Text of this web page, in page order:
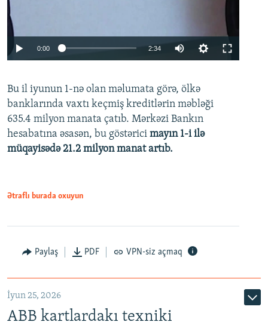
Auto 240p 360p 480p
720p 1080p
0:00 2:34
360p
480p
720p
Bu il iyunun 1-nə olan məlumata görə, ölkə
banklarında vaxtı keçmiş kreditlərin məbləği
635.4 milyon manata çatıb. Mərkəzi Bankın
hesabatına əsasən, bu göstərici mayın 1-i ilə
müqayisədə 21.2 milyon manat artıb.
Ətraflı burada oxuyun
Paylaş PDF VPN-siz açmaq
İyun 25, 2026
ABB kartlardakı texniki